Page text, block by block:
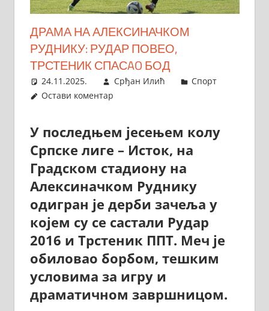
ДРАМА НА АЛЕКСИНАЧКОМ
РУДНИКУ: РУДАР ПОВЕО,
ТРСТЕНИК СПАСAO БОД
24.11.2025. Срђан Илић
Спорт
Остави коментар
У последњем јесењем колу
Српске лиге – Исток, на
Градском стадиону на
Алексиначком Руднику
одигран је дерби зачеља у
којем су се састали Рудар
2016 и Трстеник ППТ. Меч је
обиловао борбом, тешким
условима за игру и
драматичном завршницом.